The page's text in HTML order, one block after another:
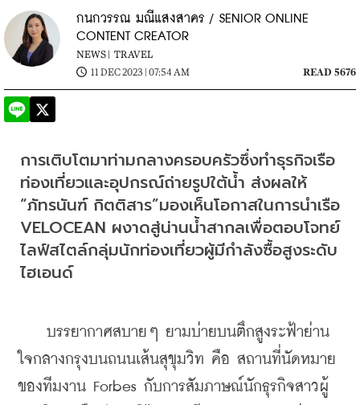
กนกวรรณ มณีแสงสาคร / SENIOR ONLINE
CONTENT CREATOR
NEWS | TRAVEL
11 DEC 2023 | 07:54 AM
READ 5676
การเติบโตมาท่ามกลางครอบครัวซึ่งทำธุรกิจเรือ
ท่องเที่ยวและอุปกรณ์ถ่ายรูปใต้น้ำ ส่งผลให้
“ภัทรนันฑ์ กิตติสาร”มองเห็นโอกาสในการนำเรือ
VELOCEAN ผงาดสู่น่านน้ำสากลเพื่อตอบโจทย์
ไลฟ์สไตล์กลุ่มนักท่องเที่ยวผู้มีกำลังซื้อสูงระดับ
ไฮเอนด์
บรรยากาศสบายๆ ยามบ่ายบนตึกสูงระฟ้าย่าน
ใจกลางกรุงบนถนนเส้นสุขุมวิท คือ สถานที่นัดหมาย
ของทีมงาน Forbes กับการสัมภาษณ์นักธุรกิจสาวผู้